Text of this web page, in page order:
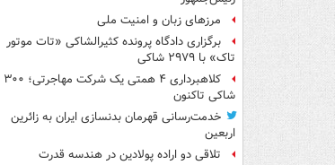
مرزهای زبان و امنیت ملی
برگزاری دادگاه پرونده کثیرالشاکی «تات موتور
تاک» با ۲۹۷۹ شاکی
کلاهبرداری ۴ همتی یک شرکت مهاجرتی؛ ۳۰۰
شاکی تاکنون
خدمت‌رسانی قهرمان بدنسازی ایران به زائرین
اربعین
تلاقی دو اراده پولادین در هندسه قدرت